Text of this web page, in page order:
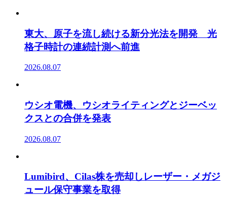
東大、原子を流し続ける新分光法を開発 光
格子時計の連続計測へ前進
2026.08.07
ウシオ電機、ウシオライティングとジーベッ
クスとの合併を発表
2026.08.07
Lumibird、Cilas株を売却しレーザー・メガジ
ュール保守事業を取得